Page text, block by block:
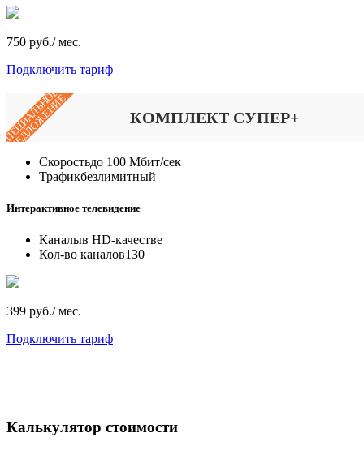
750 руб./ мес.
Подключить тариф
ПРЕДЛОЖЕНИЕ КОМПЛЕКТ СУПЕР+
Скоростьдо 100 Мбит/сек
Трафикбезлимитный
Интерактивное телевидение
Каналыв HD-качестве
Кол-во каналов130
399 руб./ мес.
Подключить тариф
Калькулятор стоимости